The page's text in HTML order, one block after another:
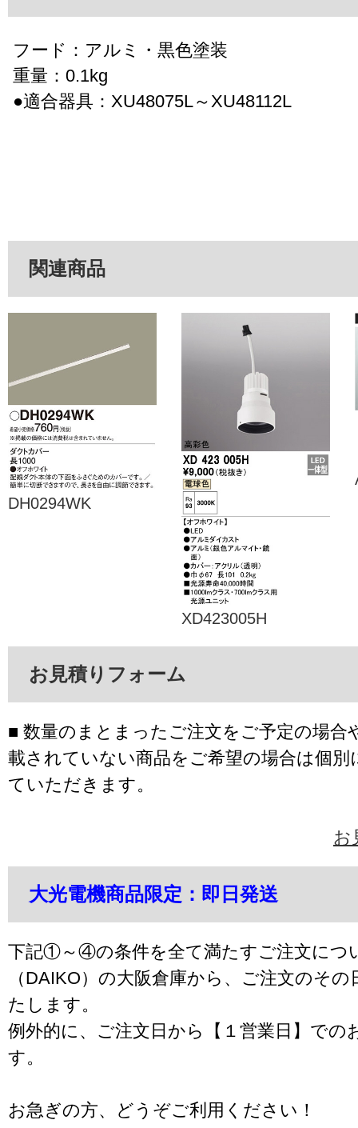
フード：アルミ・黒色塗装
重量：0.1kg
●適合器具：XU48075L～XU48112L
関連商品
DH0294WK
XD423005H
お見積りフォーム
■ 数量のまとまったご注文をご予定の場合
載されていない商品をご希望の場合は個別
ていただきます。
お
大光電機商品限定：即日発送
下記①～④の条件を全て満たすご注文につ
（DAIKO）の大阪倉庫から、ご注文のそ
たします。
例外的に、ご注文日から【１営業日】での
す。
お急ぎの方、どうぞご利用ください！